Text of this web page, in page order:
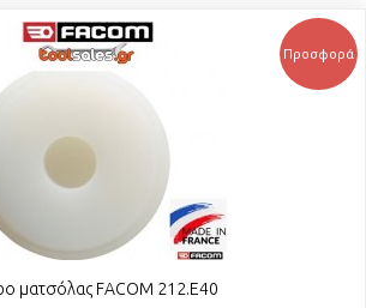
Προσφορά
ματσόλας FACOM 212.E40